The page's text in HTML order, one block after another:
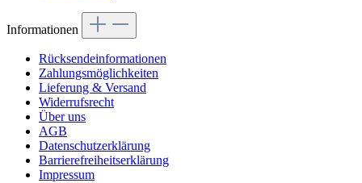
Informationen
Rücksendeinformationen
Zahlungsmöglichkeiten
Lieferung & Versand
Widerrufsrecht
Über uns
AGB
Datenschutzerklärung
Barrierefreiheitserklärung
Impressum